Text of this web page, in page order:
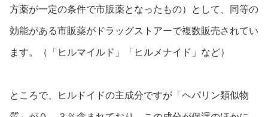
方薬が一定の条件で市販薬となったもの）として、同等の
効能がある市販薬がドラッグストアーで複数販売されてい
ます。（「ヒルマイルド」「ヒルメナイド」など）
ところで、ヒルドイドの主成分ですが「ヘパリン類似物